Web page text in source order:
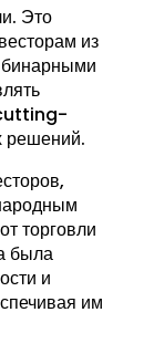
Это
из
бинарными
решений.
торговли
была
и
им